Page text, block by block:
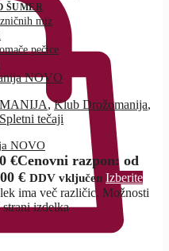
ŠUMER
miz
pečice
,Klub Drožomanija,
Spletni tečaji
NOVO
€Cenovni razpon: od
€ DDV vključen Izberite
ima več različic. Možnosti
strani izdelka